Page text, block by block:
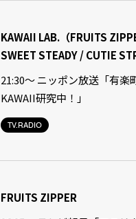
TV.RADIO
KAWAII LAB.（FRUITS
SWEET STEADY / CUTIE
21:30〜 ニッポン放送「有楽
KAWAII研究中！」
FRUITS ZIPPER